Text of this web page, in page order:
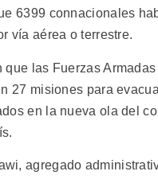
6399 connacionales
vía aérea o terrestre.
que las Fuerzas Armadas
27 misiones para
en la nueva ola del
agregado